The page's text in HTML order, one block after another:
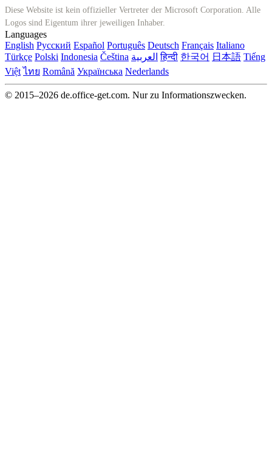
Diese Website ist kein offizieller Vertreter der Microsoft Corporation. Alle
Logos sind Eigentum ihrer jeweiligen Inhaber.
Languages
English Русский Español Português Deutsch Français Italiano
Türkçe Polski Indonesia Čeština العربية हिन्दी 한국어 日本語 Tiếng
Việt ไทย Română Українська Nederlands
© 2015–2026 de.office-get.com. Nur zu Informationszwecken.